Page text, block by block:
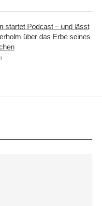
startet Podcast – und lässt
über das Erbe seines